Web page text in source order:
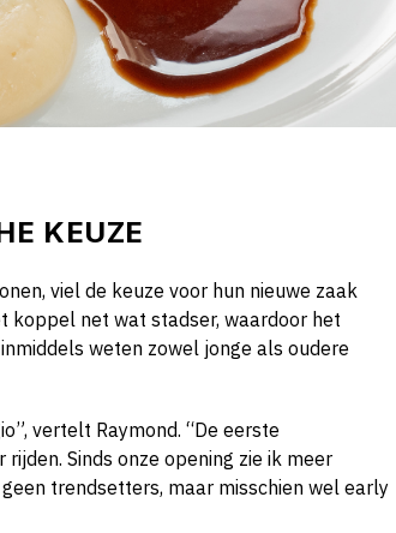
KEUZE
viel de keuze voor hun nieuwe zaak
koppel net wat stadser, waardoor het
weten zowel jonge als oudere
vertelt Raymond. “De eerste
Sinds onze opening zie ik meer
trendsetters, maar misschien wel early